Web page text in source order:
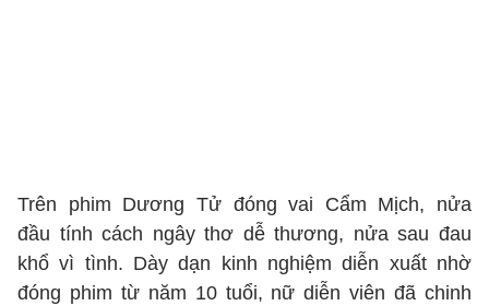
Trên phim Dương Tử đóng vai Cẩm Mịch, nửa
đầu tính cách ngây thơ dễ thương, nửa sau đau
khổ vì tình. Dày dạn kinh nghiệm diễn xuất nhờ
đóng phim từ năm 10 tuổi, nữ diễn viên đã chinh